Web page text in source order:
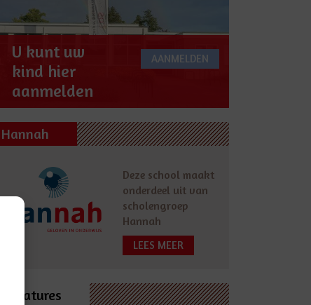
U kunt uw
kind hier
aanmelden
AANMELDEN
Hannah
Deze school maakt
onderdeel uit van
scholengroep
Hannah
LEES MEER
Vacatures